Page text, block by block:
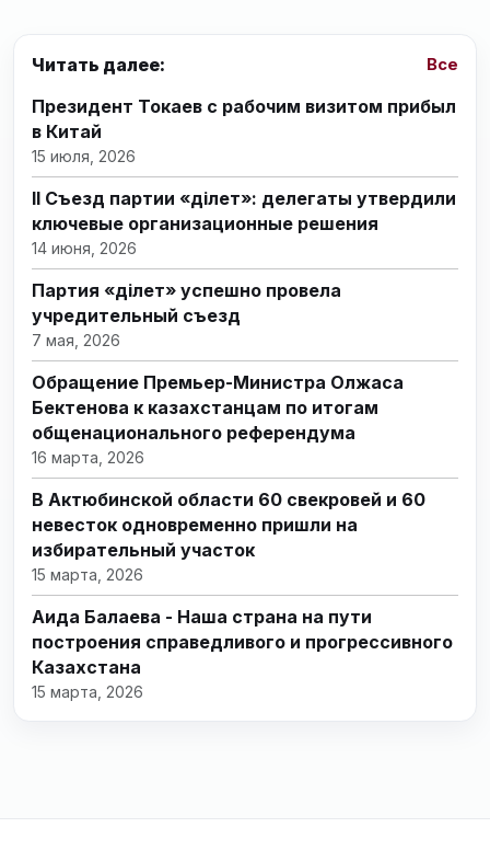
Читать далее: Все
Президент Токаев с рабочим визитом прибыл
в Китай
15 июля, 2026
II Съезд партии «Әділет»: делегаты утвердили
ключевые организационные решения
14 июня, 2026
Партия «Әділет» успешно провела
учредительный съезд
7 мая, 2026
Обращение Премьер-Министра Олжаса
Бектенова к казахстанцам по итогам
общенационального референдума
16 марта, 2026
В Актюбинской области 60 свекровей и 60
невесток одновременно пришли на
избирательный участок
15 марта, 2026
Аида Балаева - Наша страна на пути
построения справедливого и прогрессивного
Казахстана
15 марта, 2026